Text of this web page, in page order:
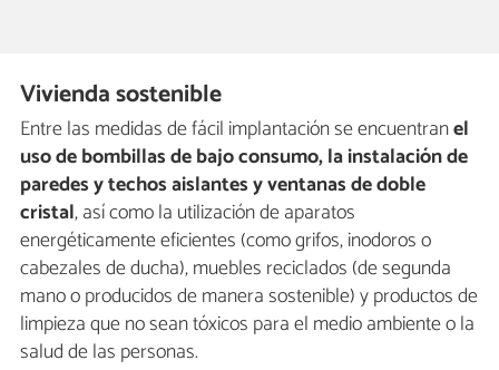
Vivienda sostenible
Entre las medidas de fácil implantación se encuentranel
uso de bombillas de bajo consumo, la instalación de
paredes y techos aislantes y ventanas de doble
cristal, así como la utilización de aparatos
energéticamente eficientes (como grifos, inodoros o
cabezales de ducha), muebles reciclados (de segunda
mano o producidos de manera sostenible) y productos de
limpieza que no sean tóxicos para el medio ambiente o la
salud de las personas.